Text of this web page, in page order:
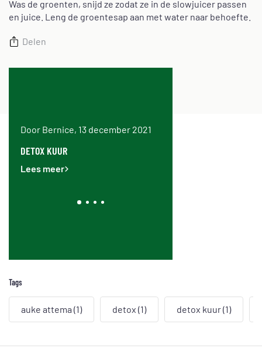
Was de groenten, snijd ze zodat ze in de slowjuicer passen
en juice. Leng de groentesap aan met water naar behoefte.
Delen
Door Bernice, 13 december 2021
DETOX KUUR
Lees meer
Tags
auke attema (1) detox (1) detox kuur(1)